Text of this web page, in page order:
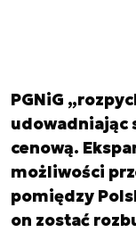
PGNiG
udowadniając
cenową.
możliwości
pomiędzy
on zostać